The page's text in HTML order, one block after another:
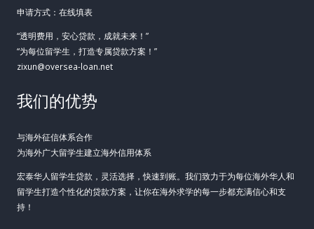
申请方式：在线填表
“透明费用，安心贷款，成就未来！”
“为每位留学生，打造专属贷款方案！”
zixun@oversea-loan.net
我们的优势
与海外征信体系合作
为海外广大留学生建立海外信用体系
宏泰华人留学生贷款，灵活选择，快速到账。我们致力于为每位海外华人和
留学生打造个性化的贷款方案，让你在海外求学的每一步都充满信心和支
持！